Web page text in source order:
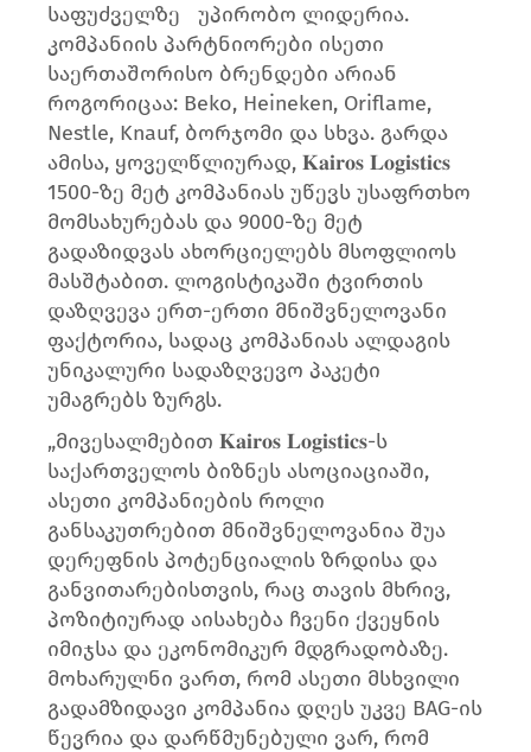
საფუძველზე უპირობო ლიდერია.
კომპანიის პარტნიორები ისეთი
საერთაშორისო ბრენდები არიან
როგორიცაა: Beko, Heineken, Oriflame,
Nestle, Knauf, ბორჯომი და სხვა. გარდა
ამისა, ყოველწლიურად, 𝐊𝐚𝐢𝐫𝐨𝐬 𝐋𝐨𝐠𝐢𝐬𝐭𝐢𝐜𝐬
1500-ზე მეტ კომპანიას უწევს უსაფრთხო
მომსახურებას და 9000-ზე მეტ
გადაზიდვას ახორციელებს მსოფლიოს
მასშტაბით. ლოგისტიკაში ტვირთის
დაზღვევა ერთ-ერთი მნიშვნელოვანი
ფაქტორია, სადაც კომპანიას ალდაგის
უნიკალური სადაზღვევო პაკეტი
უმაგრებს ზურგს.
„მივესალმებით 𝐊𝐚𝐢𝐫𝐨𝐬 𝐋𝐨𝐠𝐢𝐬𝐭𝐢𝐜𝐬-ს
საქართველოს ბიზნეს ასოციაციაში,
ასეთი კომპანიების როლი
განსაკუთრებით მნიშვნელოვანია შუა
დერეფნის პოტენციალის ზრდისა და
განვითარებისთვის, რაც თავის მხრივ,
პოზიტიურად აისახება ჩვენი ქვეყნის
იმიჯსა და ეკონომიკურ მდგრადობაზე.
მოხარულნი ვართ, რომ ასეთი მსხვილი
გადამზიდავი კომპანია დღეს უკვე BAG-ის
წევრია და დარწმუნებული ვარ, რომ